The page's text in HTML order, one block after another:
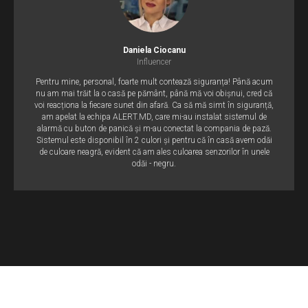
Daniela Ciocanu
Influencer
Pentru mine, personal, foarte mult contează siguranța! Până acum
nu am mai trăit la o casă pe pământ, până mă voi obișnui, cred că
voi reacționa la fiecare sunet din afară. Ca să mă simt în siguranță,
am apelat la echipa ALERT.MD, care mi-au instalat sistemul de
alarmă cu buton de panică și m-au conectat la compania de pază.
Sistemul este disponibil în 2 culori și pentru că în casă avem odăi
de culoare neagră, evident că am ales culoarea senzorilor în unele
odăi - negru.